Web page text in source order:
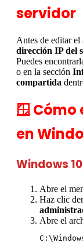
servidor
Antes de editar el
dirección IP del
Puedes
o en la sección
compartida
🪟
en
Windows
Abre el
Haz clic
Abre el